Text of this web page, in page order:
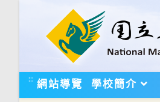
::: 網站導覽 學校簡介